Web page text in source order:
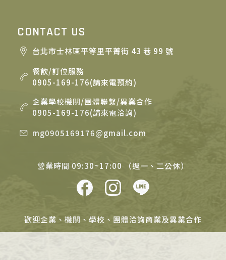
CONTACT US
台北市士林區平等里平菁街 43 巷 99 號
餐飲/訂位服務
0905-169-176(請來電預約)
企業學校機關/團體聯繫/異業合作
0905-169-176(請來電洽詢)
mg0905169176@gmail.com
營業時間 09:30~17:00 （週一、二公休）
歡迎企業、機關、學校、團體洽詢商業及異業合作